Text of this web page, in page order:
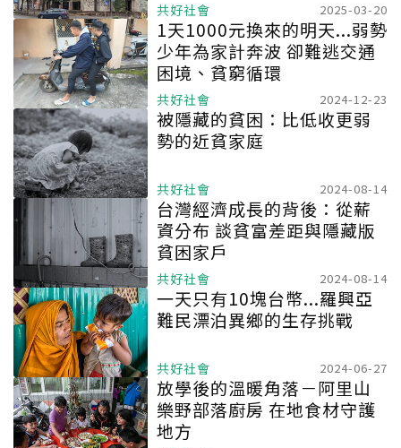
共好社會 2025-03-20
1天1000元換來的明天...弱勢
少年為家計奔波 卻難逃交通
困境、貧窮循環
共好社會 2024-12-23
被隱藏的貧困：比低收更弱
勢的近貧家庭
共好社會 2024-08-14
台灣經濟成長的背後：從薪
資分布 談貧富差距與隱藏版
貧困家戶
共好社會 2024-08-14
一天只有10塊台幣...羅興亞
難民漂泊異鄉的生存挑戰
共好社會 2024-06-27
放學後的溫暖角落－阿里山
樂野部落廚房 在地食材守護
地方